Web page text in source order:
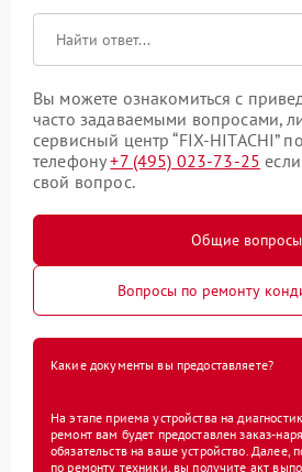
Вы можете ознакомиться с
часто задаваемыми вопросами,
сервисный центр “FIX-HITACHI”
телефону+7 (495) 023-73-25
свой вопрос.
Общие вопросы
Вопросы по ремонту
Какие документы вы предоставляете?
На этапе приема устройства на
ремонт вам будет предоставлен заказ-
обязательств на ваше устройство. Далее,
по ремонту техники, вы получите акт